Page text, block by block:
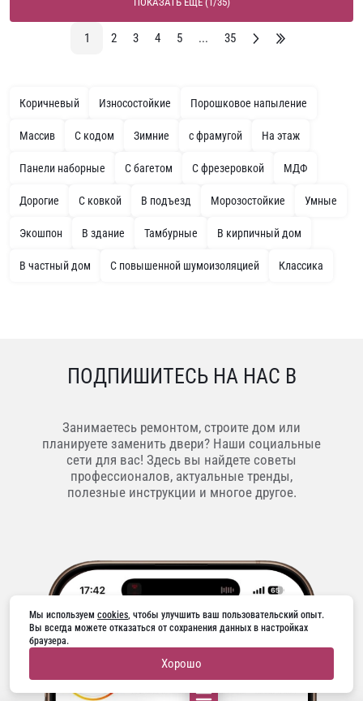
1 2 3 4 5 ... 35
Коричневый Износостойкие Порошковое напыление
Массив С кодом Зимние с фрамугой На этаж
Панели наборные С багетом С фрезеровкой МДФ
Дорогие С ковкой В подъезд Морозостойкие Умные
Экошпон В здание Тамбурные В кирпичный дом
В частный дом С повышенной шумоизоляцией Классика
ПОДПИШИТЕСЬ НА НАС В
Занимаетесь ремонтом, строите дом или
планируете заменить двери? Наши социальные
сети для вас! Здесь вы найдете советы
профессионалов, актуальные тренды,
полезные инструкции и многое другое.
Мы используем cookies, чтобы улучшить ваш пользовательский опыт.
Вы всегда можете отказаться от сохранения данных в настройках
браузера.
Хорошо